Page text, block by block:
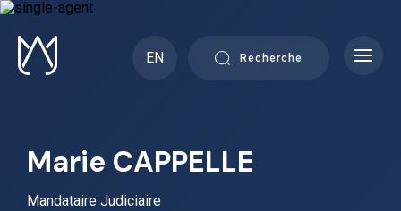
Skip
content
EN
Recherche
Marie CAPPELLE
Mandataire Judiciaire